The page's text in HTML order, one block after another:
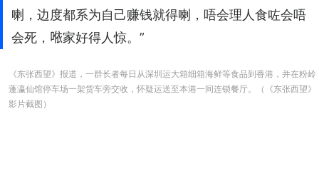
喇，边度都系为自己赚钱就得喇，唔会理人食咗会唔
会死，𠵱家好得人惊。”
《东张西望》报道，一群长者每日从深圳运大箱细箱海鲜等食品到香港，并在粉岭
蓬瀛仙馆停车场一架货车旁交收，怀疑运送至本港一间连锁餐厅。（《东张西望》
影片截图）